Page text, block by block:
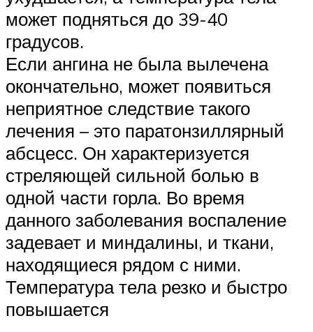
может подняться до 39-40
градусов.
Если ангина не была вылечена
окончательно, может появиться
неприятное следствие такого
лечения – это паратонзиллярный
абсцесс. Он характеризуется
стреляющей сильной болью в
одной части горла. Во время
данного заболевания воспаление
задевает и миндалины, и ткани,
находящиеся рядом с ними.
Температура тела резко и быстро
повышается